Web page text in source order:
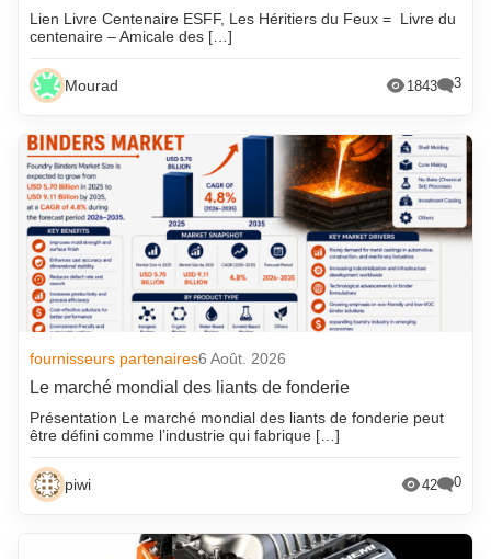
Lien Livre Centenaire ESFF, Les Héritiers du Feux = Livre du
centenaire – Amicale des […]
Mourad 1843 3
fournisseurs partenaires6 Août. 2026
Le marché mondial des liants de fonderie
Présentation Le marché mondial des liants de fonderie peut
être défini comme l’industrie qui fabrique […]
piwi 42 0